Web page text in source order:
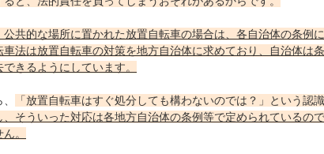
公共的な場所に置かれた放置自転車の場合は、各自治体の条例に
法は放置自転車の対策を地方自治体に求めており、自治体は条
きるようにしています。
「放置自転車はすぐ処分しても構わないのでは？」という認識
、そういった対応は各地方自治体の条例等で定められているので
。